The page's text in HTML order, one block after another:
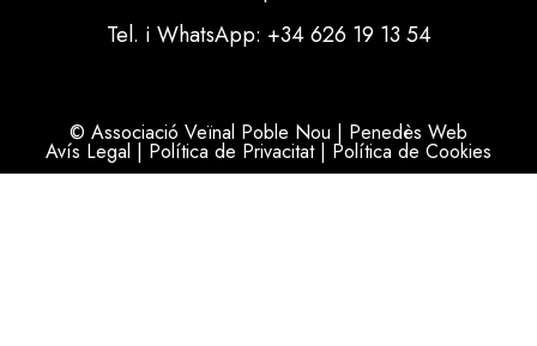
Tel. i WhatsApp: +34 626 19 13 54
© Associació Veïnal Poble Nou | Penedès Web
Avís Legal | Política de Privacitat| Política de Cookies